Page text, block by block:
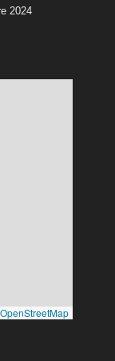
2024
OpenStreetMap